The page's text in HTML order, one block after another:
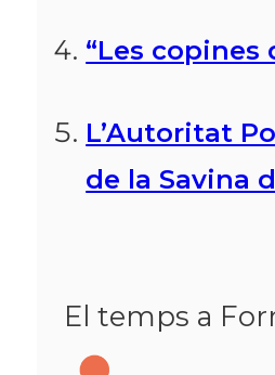
“Les
L’Autoritat
de la Savina
El temps a